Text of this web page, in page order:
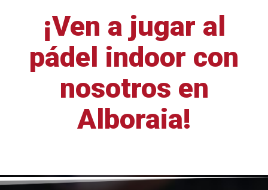
¡Ven a jugar al
pádel indoor con
nosotros en
Alboraia!